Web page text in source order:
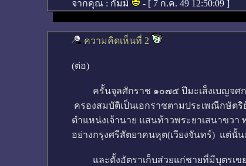
จากคุณ : กัมม์ - [ 7 ก.ค. 49 12:50:09 ]
ความคิดเห็นที่ 2
(ต่อ)
ครั้นจุลศักราช ๑๐๗๕ ปีมะเส็งเบญจศก
ครองสมบัติเป็นเอกราชตามประเพณีกษัต
ตำแหน่งเจ้านาย แสนท้าวพระยาเสนาขว
อย่างกรุงศรีสัตยาคนหุต(เวียงจันทร์) แต่นั้
และตั้งอัตราเก็บส่วยแก่ชายที่มีบุตรเขย